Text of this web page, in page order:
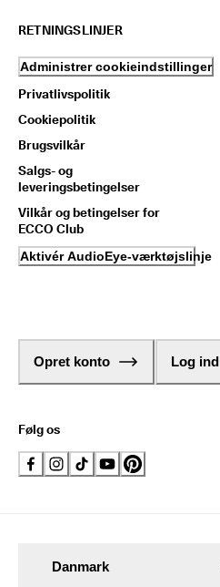
RETNINGSLINJER
Administrer cookieindstillinger
Privatlivspolitik
Cookiepolitik
Brugsvilkår
Salgs- og
leveringsbetingelser
Vilkår og betingelser for
ECCO Club
Aktivér AudioEye-værktøjslinje
Opret konto Log ind
Følg os
Danmark